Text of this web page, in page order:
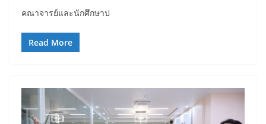
คณาจารย์และนักศึกษาป
Read More